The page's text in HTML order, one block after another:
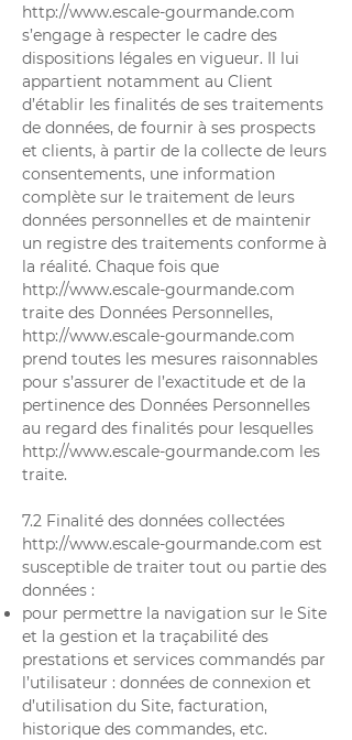
http://www.escale-gourmande.com
s’engage à respecter le cadre des
dispositions légales en vigueur. Il lui
appartient notamment au Client
d’établir les finalités de ses traitements
de données, de fournir à ses prospects
et clients, à partir de la collecte de leurs
consentements, une information
complète sur le traitement de leurs
données personnelles et de maintenir
un registre des traitements conforme à
la réalité. Chaque fois que
http://www.escale-gourmande.com
traite des Données Personnelles,
http://www.escale-gourmande.com
prend toutes les mesures raisonnables
pour s’assurer de l’exactitude et de la
pertinence des Données Personnelles
au regard des finalités pour lesquelles
http://www.escale-gourmande.com les
traite.
7.2 Finalité des données collectées
http://www.escale-gourmande.com est
susceptible de traiter tout ou partie des
données :
pour permettre la navigation sur le Site
et la gestion et la traçabilité des
prestations et services commandés par
l’utilisateur : données de connexion et
d’utilisation du Site, facturation,
historique des commandes, etc.